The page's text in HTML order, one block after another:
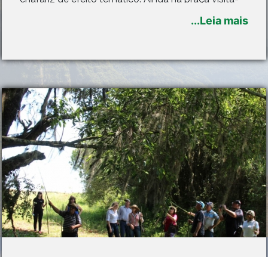
se o Museu Municipal, que possui em seu acervo
objetos, utensílios e fotos que contam a história do
...Leia mais